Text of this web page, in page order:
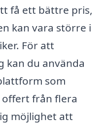
få ett bättre pris,
kan vara större i
För att
kan du använda
som
från flera
möjlighet att